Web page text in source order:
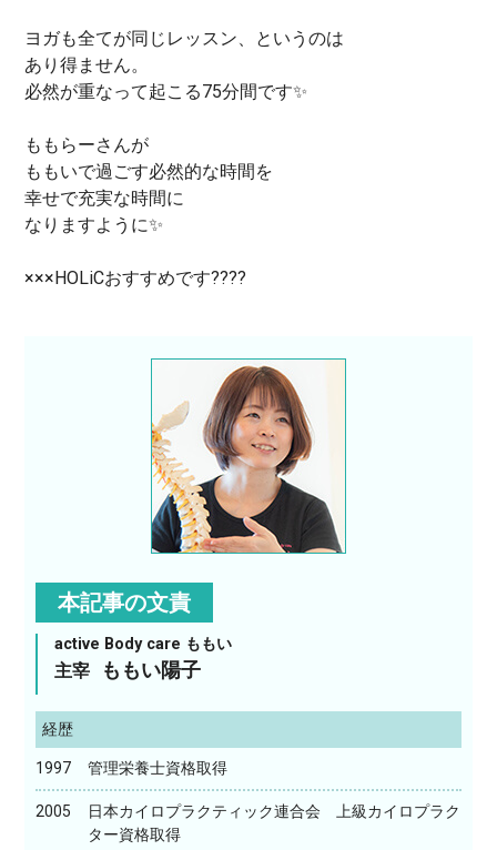
ヨガも全てが同じレッスン、というのは
あり得ません。
必然が重なって起こる75分間です✨
ももらーさんが
ももいで過ごす必然的な時間を
幸せで充実な時間に
なりますように✨
×××HOLiCおすすめです????
本記事の文責
active Body care ももい
主宰 ももい陽子
経歴
1997 管理栄養士資格取得
2005
日本カイロプラクティック連合会 上級カイロプラク
ター資格取得